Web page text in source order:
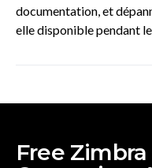
documentation, et
elle disponible pendant
Free Zimbra